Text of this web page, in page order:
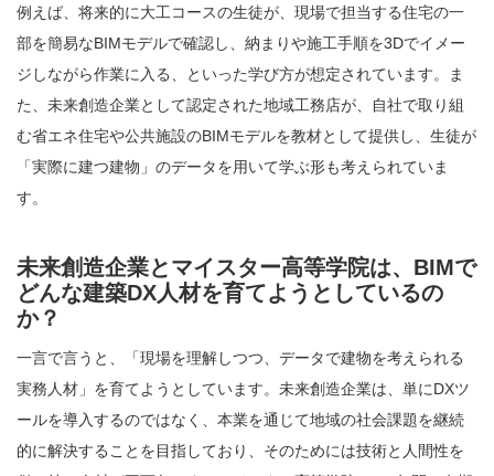
例えば、将来的に大工コースの生徒が、現場で担当する住宅の一
部を簡易なBIMモデルで確認し、納まりや施工手順を3Dでイメー
ジしながら作業に入る、といった学び方が想定されています。ま
た、未来創造企業として認定された地域工務店が、自社で取り組
む省エネ住宅や公共施設のBIMモデルを教材として提供し、生徒が
「実際に建つ建物」のデータを用いて学ぶ形も考えられていま
す。
未来創造企業とマイスター高等学院は、BIMで
どんな建築DX人材を育てようとしているの
か？
一言で言うと、「現場を理解しつつ、データで建物を考えられる
実務人材」を育てようとしています。未来創造企業は、単にDXツ
ールを導入するのではなく、本業を通じて地域の社会課題を継続
的に解決することを目指しており、そのためには技術と人間性を